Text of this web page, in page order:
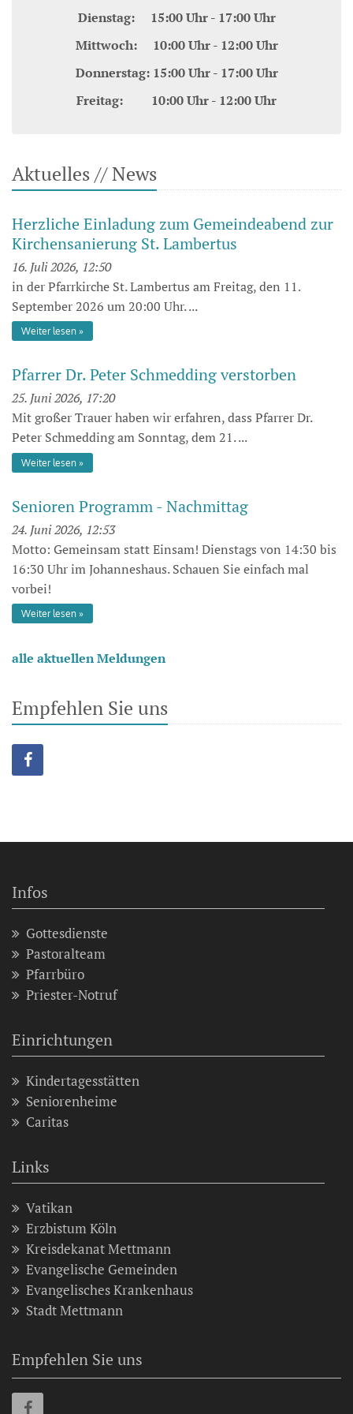
Dienstag: 15:00 Uhr - 17:00 Uhr
Mittwoch: 10:00 Uhr - 12:00 Uhr
Donnerstag: 15:00 Uhr - 17:00 Uhr
Freitag: 10:00 Uhr - 12:00 Uhr
Aktuelles // News
Herzliche Einladung zum Gemeindeabend zur
Kirchensanierung St. Lambertus
16. Juli 2026, 12:50
in der Pfarrkirche St. Lambertus am Freitag, den 11.
September 2026 um 20:00 Uhr. ...
Weiter lesen
Pfarrer Dr. Peter Schmedding verstorben
25. Juni 2026, 17:20
Mit großer Trauer haben wir erfahren, dass Pfarrer Dr.
Peter Schmedding am Sonntag, dem 21. ...
Weiter lesen
Senioren Programm - Nachmittag
24. Juni 2026, 12:53
Motto: Gemeinsam statt Einsam! Dienstags von 14:30 bis
16:30 Uhr im Johanneshaus. Schauen Sie einfach mal
vorbei!
Weiter lesen
alle aktuellen Meldungen
Empfehlen Sie uns
Infos
Gottesdienste
Pastoralteam
Pfarrbüro
Priester-Notruf
Einrichtungen
Kindertagesstätten
Seniorenheime
Caritas
Links
Vatikan
Erzbistum Köln
Kreisdekanat Mettmann
Evangelische Gemeinden
Evangelisches Krankenhaus
Stadt Mettmann
Empfehlen Sie uns